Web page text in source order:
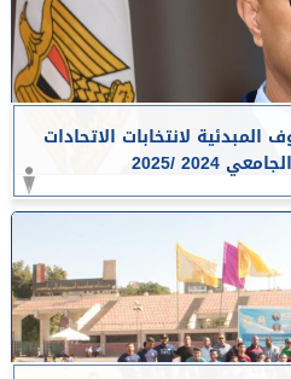
لانتخابات الاتحادات
2024 /2025